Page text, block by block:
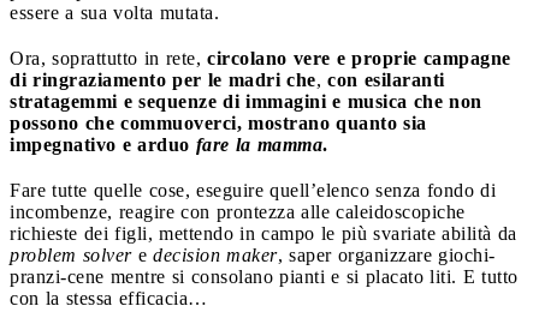
essere a sua volta mutata.
Ora, soprattutto in rete, circolano vere e proprie campagne
di ringraziamento per le madri che, con esilaranti
stratagemmi e sequenze di immagini e musica che non
possono che commuoverci, mostrano quanto sia
impegnativo e arduo fare la mamma.
Fare tutte quelle cose, eseguire quell’elenco senza fondo di
incombenze, reagire con prontezza alle caleidoscopiche
richieste dei figli, mettendo in campo le più svariate abilità da
problem solvere decision maker, saper organizzare giochi-
pranzi-cene mentre si consolano pianti e si placato liti. E tutto
con la stessa efficacia…